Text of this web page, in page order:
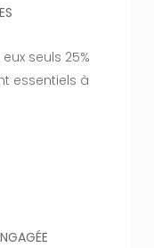
seuls 25%
essentiels à